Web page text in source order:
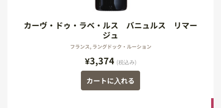
カーヴ・ドゥ・ラベ・ルス バニュルス リマー
ジュ
フランス, ラングドック・ルーション
¥3,374 (税込み)
カートに入れる